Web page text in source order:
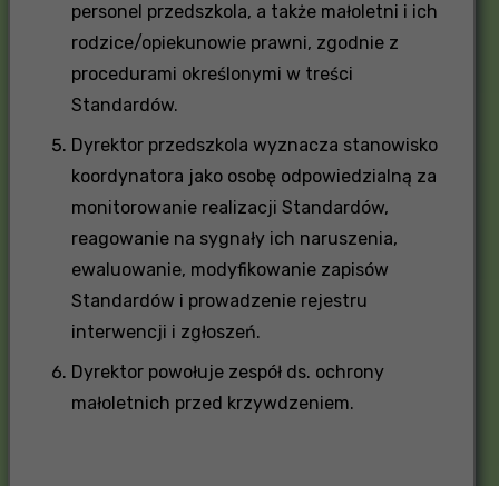
personel przedszkola, a także małoletni i ich
rodzice/opiekunowie prawni, zgodnie z
procedurami określonymi w treści
Standardów.
Dyrektor przedszkola wyznacza stanowisko
koordynatora jako osobę odpowiedzialną za
monitorowanie realizacji Standardów,
reagowanie na sygnały ich naruszenia,
ewaluowanie, modyfikowanie zapisów
Standardów i prowadzenie rejestru
interwencji i zgłoszeń.
Dyrektor powołuje zespół ds. ochrony
małoletnich przed krzywdzeniem.